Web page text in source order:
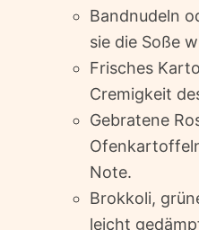
Bandnudeln
sie die Soße
Frisches
Cremigkeit
Gebratene
Note.
Brokkoli,
leicht